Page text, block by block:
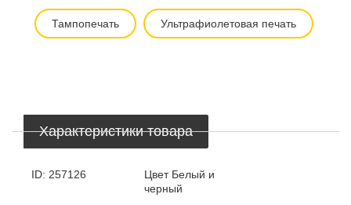
Тампопечать Ультрафиолетовая печать
Характеристики товара
ID: 257126 Цвет Белый и
черный